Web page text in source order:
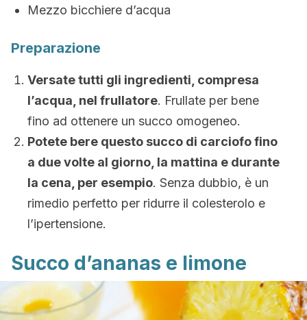
Mezzo bicchiere d’acqua
Preparazione
Versate tutti gli ingredienti, compresa
l’acqua, nel frullatore. Frullate per bene
fino ad ottenere un succo omogeneo.
Potete bere questo succo di carciofo fino
a due volte al giorno, la mattina e durante
la cena, per esempio. Senza dubbio, è un
rimedio perfetto per ridurre il colesterolo e
l’ipertensione.
Succo d’ananas e limone